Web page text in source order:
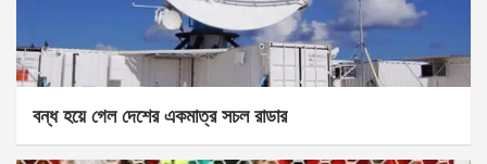
বন্ধ হয়ে গেল দেশের একমাত্র সচল রাডার